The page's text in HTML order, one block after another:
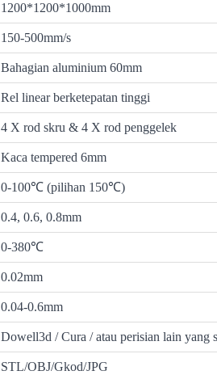
1200*1200*1000mm
150-500mm/s
Bahagian aluminium 60mm
Rel linear berketepatan tinggi
4 X rod skru & 4 X rod penggelek
Kaca tempered 6mm
0-100℃ (pilihan 150℃)
0.4, 0.6, 0.8mm
0-380℃
0.02mm
0.04-0.6mm
Dowell3d / Cura / atau perisian lain yang
STL/OBJ/Gkod/JPG